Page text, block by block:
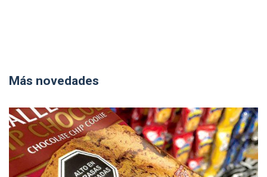
Más novedades